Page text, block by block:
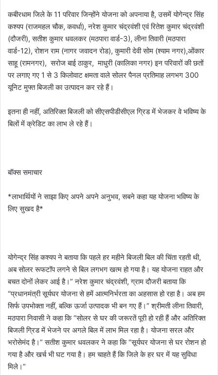
कबीरधाम जिले के 11 परिवार जिन्होंने योजना को अपनाया है, उसमें योगेन्द्र सिंह
कश्यप (राजमहल चौक, कवर्धा), नरेश कुमार चंद्रवंशी एवं रितेश कुमार चंद्रवंशी
(दौजरी), सतीश कुमार धवलकर (मठपारा वार्ड-3), लीना तिवारी (मठपारा
वार्ड-12), रोशन राम (नागर जवादन रोड), कुमारी देवी सोम (श्याम नगर),ओंकार
साहू (रामनगर), सरोज बाई ठाकुर, माधुरी (कालिका नगर) इन परिवारों की छतों
पर लगाए गए 1 से 3 किलोवाट क्षमता वाले सोलर पैनल प्रतिमाह लगभग 300
यूनिट मुफ्त बिजली का उत्पादन कर रहे हैं।
इतना ही नहीं, अतिरिक्त बिजली को सीएसपीडीसीएल ग्रिड में भेजकर वे भविष्य के
बिलों में क्रेडिट का लाभ ले रहे हैं।
बॉक्स समाचार
*लाभार्थियों ने साझा किए अपने अपने अनुभव, सबने कहा यह योजना भविष्य के
लिए सुखद है*
योगेन्द्र सिंह कश्यप ने बताया कि पहले हर महीने बिजली बिल की चिंता रहती थी,
अब सोलर रूफटॉप लगने से बिल लगभग खत्म हो गया है। यह योजना राहत और
बचत दोनों लेकर आई है।” नरेश कुमार चंद्रवंशी, ग्राम दौजरी बताया कि
“प्रधानमंत्री सूर्यघर योजना से हमें आत्मनिर्भरता का अहसास हो रहा है। अब हम
सिर्फ उपभोक्ता नहीं, बल्कि ऊर्जा उत्पादक भी बन गए हैं।” श्रीमती लीना तिवारी,
मठपारा निवासी ने कहा कि “सोलर से घर की जरूरतें पूरी हो रही हैं और अतिरिक्त
बिजली ग्रिड में भेजने पर अगले बिल में लाभ मिल रहा है। योजना सरल और
भरोसेमंद है।” सतीश कुमार धवलकर ने कहा कि “सूर्यघर योजना से घर रोशन हो
गया है और खर्च भी घट गया है। हम चाहते हैं कि जिले के हर घर में यह सुविधा
मिले।”